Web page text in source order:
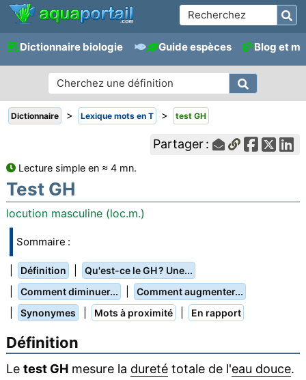
Dictionnaire biologie Guide espèces Blog et
Dictionnaire > Lexique mots en T > test GH
Partager :
Lecture simple en ≈ 4 mn.
Test GH
locution masculine (loc.m.)
Sommaire :
Définition Qu'est-ce le GH ? Une...
Comment diminuer... Comment augmenter...
Synonymes Mots à proximité En rapport
Définition
Le test GHmesure la duretétotale de l'eau douce.